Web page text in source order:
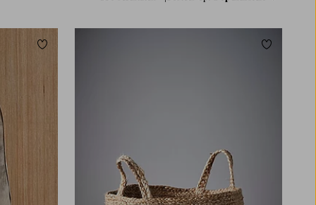
Toevoegen aan favorieten Toevoegen